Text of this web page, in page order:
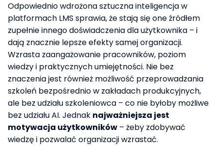
Odpowiednio wdrożona sztuczna inteligencja w
platformach LMS sprawia, że stają się one źródłem
zupełnie innego doświadczenia dla użytkownika – i
dają znacznie lepsze efekty samej organizacji.
Wzrasta zaangażowanie pracowników, poziom
wiedzy i praktycznych umiejętności. Nie bez
znaczenia jest również możliwość przeprowadzania
szkoleń bezpośrednio w zakładach produkcyjnych,
ale bez udziału szkoleniowca – co nie byłoby możliwe
bez udziału AI. Jednak najważniejsza jest
motywacja użytkowników – żeby zdobywać
wiedzę i pozwalać organizacji wzrastać.